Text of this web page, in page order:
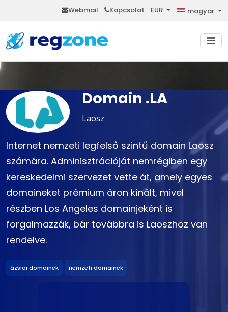
Webmail Kapcsolat EUR magyar
Domain .LA
Laosz
Internet nemzeti legfelső szintű domain Laosz
számára. Adminisztrációját nemrégiben egy
kereskedelmi szervezet vette át, amely egyes
domaineket prémium áron kínált, mivel
részben Los Angeles domainjeként is
forgalmazzák, bár továbbra is Laoszhoz van
rendelve.
ázsiai domainek nemzeti domainek